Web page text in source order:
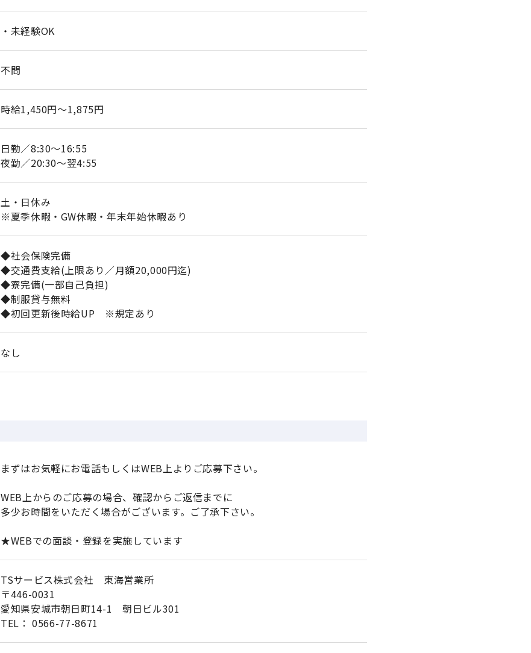
・未経験OK
不問
時給1,450円～1,875円
日勤／8:30～16:55
夜勤／20:30～翌4:55
土・日休み
※夏季休暇・GW休暇・年末年始休暇あり
◆社会保険完備
◆交通費支給(上限あり／月額20,000円迄)
◆寮完備(一部自己負担)
◆制服貸与無料
◆初回更新後時給UP ※規定あり
なし
まずはお気軽にお電話もしくはWEB上よりご応募下さい。
WEB上からのご応募の場合、確認からご返信までに
多少お時間をいただく場合がございます。ご了承下さい。
★WEBでの面談・登録を実施しています
TSサービス株式会社 東海営業所
〒446-0031
愛知県安城市朝日町14-1 朝日ビル301
TEL： 0566-77-8671